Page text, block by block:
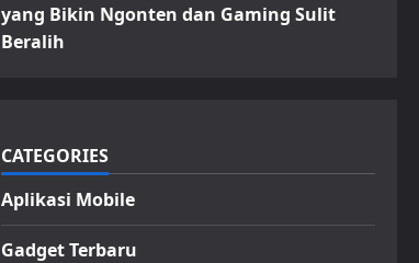
yang Bikin Ngonten dan Gaming Sulit
Beralih
CATEGORIES
Aplikasi Mobile
Gadget Terbaru